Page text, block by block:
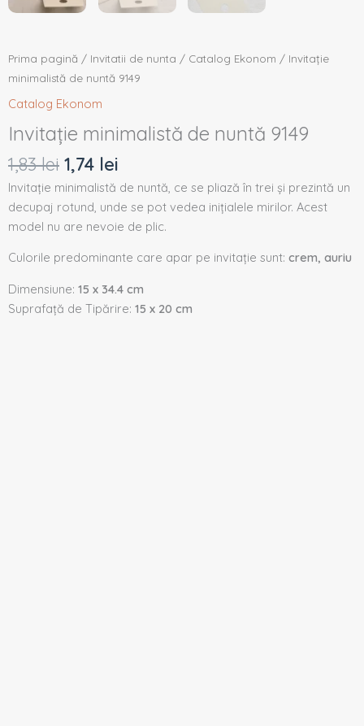
Prima pagină / Invitatii de nunta / Catalog Ekonom / Invitație
minimalistă de nuntă 9149
Catalog Ekonom
Invitație minimalistă de nuntă 9149
1,83lei 1,74 lei
Invitație minimalistă de nuntă, ce se pliază în trei și prezintă un
decupaj rotund, unde se pot vedea inițialele mirilor. Acest
model nu are nevoie de plic.
Culorile predominante care apar pe invitație sunt: crem, auriu
Dimensiune: 15 x 34.4 cm
Suprafață de Tipărire: 15 x 20 cm